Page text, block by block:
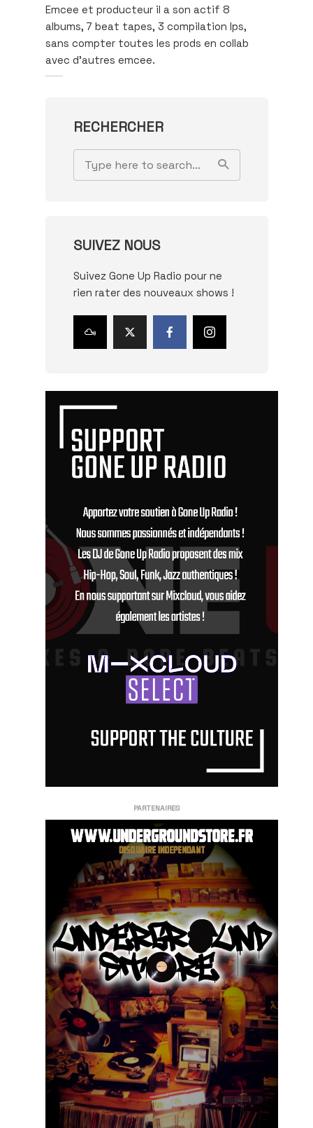
Emcee et producteur il a son actif 8
albums, 7 beat tapes, 3 compilation lps,
sans compter toutes les prods en collab
avec d’autres emcee.
RECHERCHER
SUIVEZ NOUS
Suivez Gone Up Radio pour ne
rien rater des nouveaux shows !
PARTENAIRES